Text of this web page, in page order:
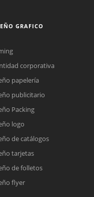
GRAFICO
corporativa
papelería
publicitario
Packing
logo
de catálogos
tarjetas
de folletos
flyer